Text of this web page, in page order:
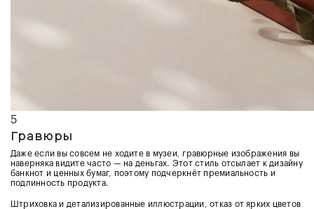
5
Гравюры
Даже если вы совсем не ходите в музеи, гравюрные изображения вы
наверняка видите часто — на деньгах. Этот стиль отсылает к дизайну
банкнот и ценных бумаг, поэтому подчеркнёт премиальность и
подлинность продукта.
Штриховка и детализированные иллюстрации, отказ от ярких цветов